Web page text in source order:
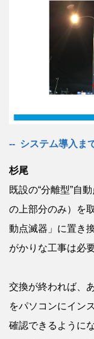
システム導入ま
杉尾
既設の“分離型”自
の上部分のみ）を
動点滅器」に置き
がかりな工事は必
交換が終われば、
をパソコンにイン
確認できるように